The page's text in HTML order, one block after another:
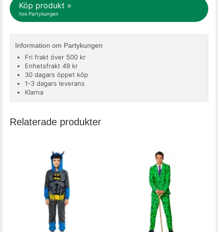
Köp produkt »
hos Partykungen
Information om Partykungen
Fri frakt över 500 kr
Enhetsfrakt 49 kr
30 dagars öppet köp
1-3 dagars leverans
Klarna
Relaterade produkter